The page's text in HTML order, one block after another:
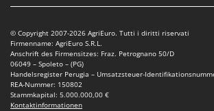
© Copyright 2007-2026 AgriEuro. Tutti i diritti riservati
Firmenname: AgriEuro S.R.L.
Anschrift des Firmensitzes: Fraz. Petrognano 50/D
06049 – Spoleto – (PG)
Handelsregister Perugia – Umsatzsteuer-
REA-Nummer: 150802
Stammkapital: 5.000.000,00 €
Kontaktinformationen